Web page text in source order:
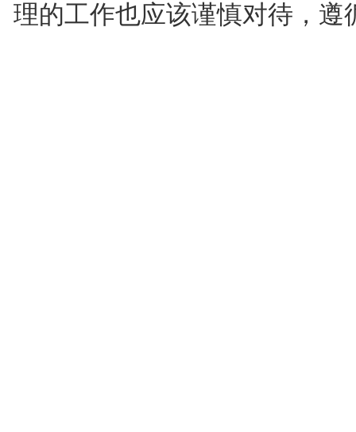
理的工作也应该谨慎对待，遵